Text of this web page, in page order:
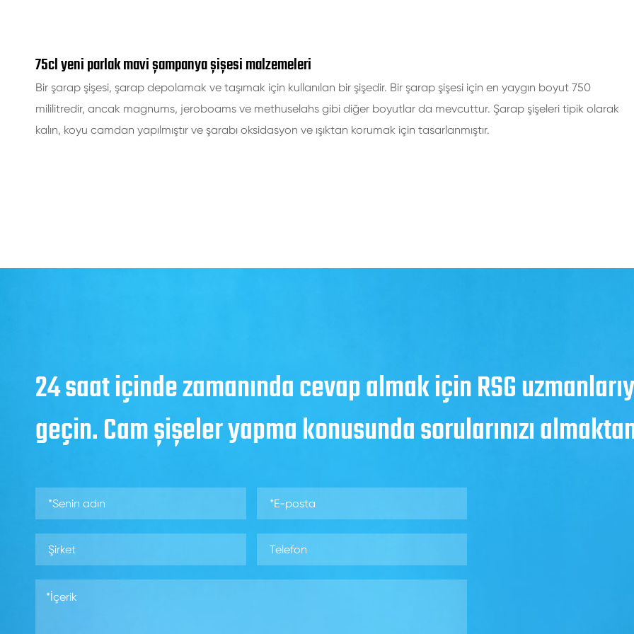
75cl yeni parlak mavi şampanya şişesi malzemeleri
Bir şarap şişesi, şarap depolamak ve taşımak için kullanılan bir şişedir. Bir şarap şişesi için en yaygın boyut 750
mililitredir, ancak magnums, jeroboams ve methuselahs gibi diğer boyutlar da mevcuttur. Şarap şişeleri tipik olarak
kalın, koyu camdan yapılmıştır ve şarabı oksidasyon ve ışıktan korumak için tasarlanmıştır.
24 saat içinde zamanında cevap almak için RSG
geçin. Cam şişeler yapma konusunda sorularınızı